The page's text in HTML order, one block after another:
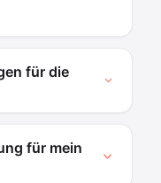
für die
für mein